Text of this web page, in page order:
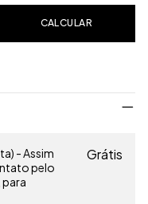
CALCULAR
- Assim
pelo
Grátis